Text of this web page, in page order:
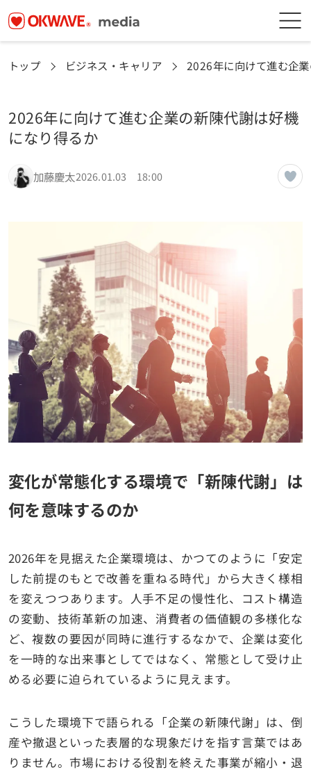
トップ ビジネス・キャリア 2026年に向けて進む企
2026年に向けて進む企業の新陳代謝は好機
になり得るか
加藤慶太2026.01.03 18:00
変化が常態化する環境で「新陳代謝」は
何を意味するのか
2026年を見据えた企業環境は、かつてのように「安定
した前提のもとで改善を重ねる時代」から大きく様相
を変えつつあります。人手不足の慢性化、コスト構造
の変動、技術革新の加速、消費者の価値観の多様化な
ど、複数の要因が同時に進行するなかで、企業は変化
を一時的な出来事としてではなく、常態として受け止
める必要に迫られているように見えます。
こうした環境下で語られる「企業の新陳代謝」は、倒
産や撤退といった表層的な現象だけを指す言葉ではあ
りません。市場における役割を終えた事業が縮小・退